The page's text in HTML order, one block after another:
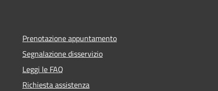
Prenotazione appuntamento
Segnalazione disservizio
Leggi le FAQ
Richiesta assistenza